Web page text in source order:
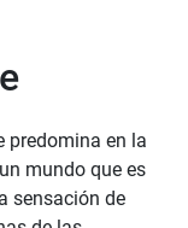
predomina en la
mundo que es
sensación de